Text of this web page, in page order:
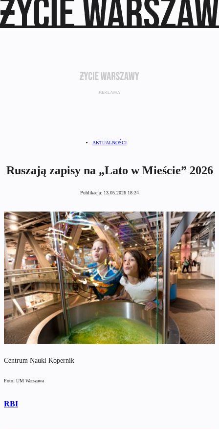
AKTUALNOŚCI
Ruszają zapisy na „Lato w Mieście” 2026
Publikacja: 13.05.2026 18:24
Centrum Nauki Kopernik
Foto: UM Warszawa
RBI